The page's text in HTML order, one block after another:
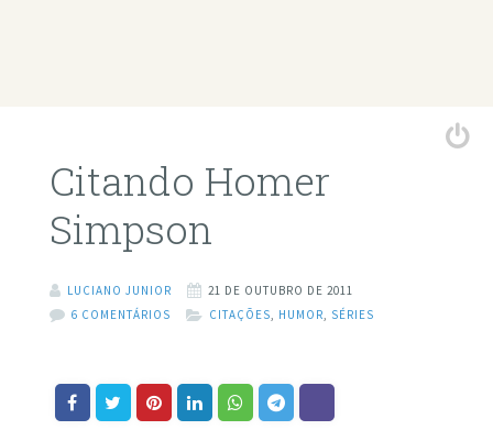
Citando Homer
Simpson
LUCIANO JUNIOR
21 DE OUTUBRO DE 2011
6 COMENTÁRIOS
CITAÇÕES HUMOR SÉRIES